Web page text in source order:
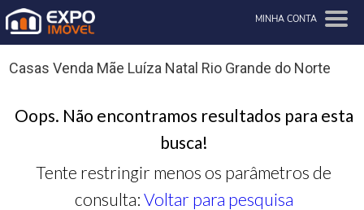
MINHA CONTA
Casas Venda Mãe Luíza Natal Rio Grande do Norte
Oops. Não encontramos resultados para esta
busca!
Tente restringir menos os parâmetros de
consulta: Voltar para pesquisa